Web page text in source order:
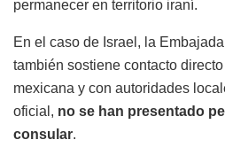
permanecer en territorio iraní.
En el caso de Israel, la
también sostiene contacto
mexicana y con autoridades
oficial, no se han presentado
consular.